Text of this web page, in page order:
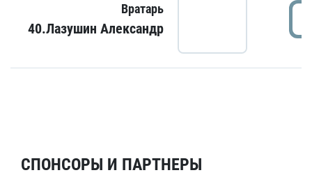
Вратарь
40.Лазушин Александр
СПОНСОРЫ И ПАРТНЕРЫ